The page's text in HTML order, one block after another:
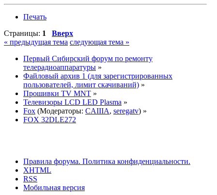
Печать
Страницы: 1
Вверх
« предыдущая тема следующая тема »
Первый Сибирский форум по ремонту
телерадиоаппаратуры »
Файловый архив 1 (для зарегистрированных
пользователей, лимит скачиваний) »
Прошивки TV MNT »
Телевизоры LCD LED Plasma »
Fox (Модераторы: CAIIIA, seregatv) »
FOX 32DLE272
Правила форума. Политика конфиденциальности.
XHTML
RSS
Мобильная версия